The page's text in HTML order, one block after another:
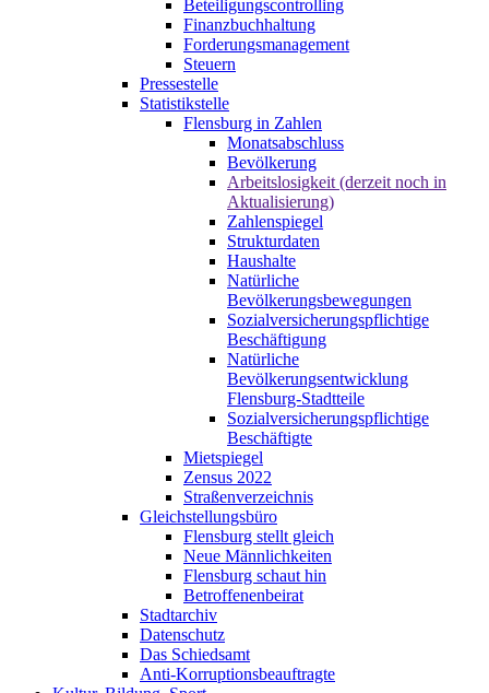
Beteiligungscontrolling
Finanzbuchhaltung
Forderungsmanagement
Steuern
Pressestelle
Statistikstelle
Flensburg in Zahlen
Monatsabschluss
Bevölkerung
Arbeitslosigkeit (derzeit noch in
Aktualisierung)
Zahlenspiegel
Strukturdaten
Haushalte
Natürliche
Bevölkerungsbewegungen
Sozialversicherungspflichtige
Beschäftigung
Natürliche
Bevölkerungsentwicklung
Flensburg-Stadtteile
Sozialversicherungspflichtige
Beschäftigte
Mietspiegel
Zensus 2022
Straßenverzeichnis
Gleichstellungsbüro
Flensburg stellt gleich
Neue Männlichkeiten
Flensburg schaut hin
Betroffenenbeirat
Stadtarchiv
Datenschutz
Das Schiedsamt
Anti-Korruptionsbeauftragte